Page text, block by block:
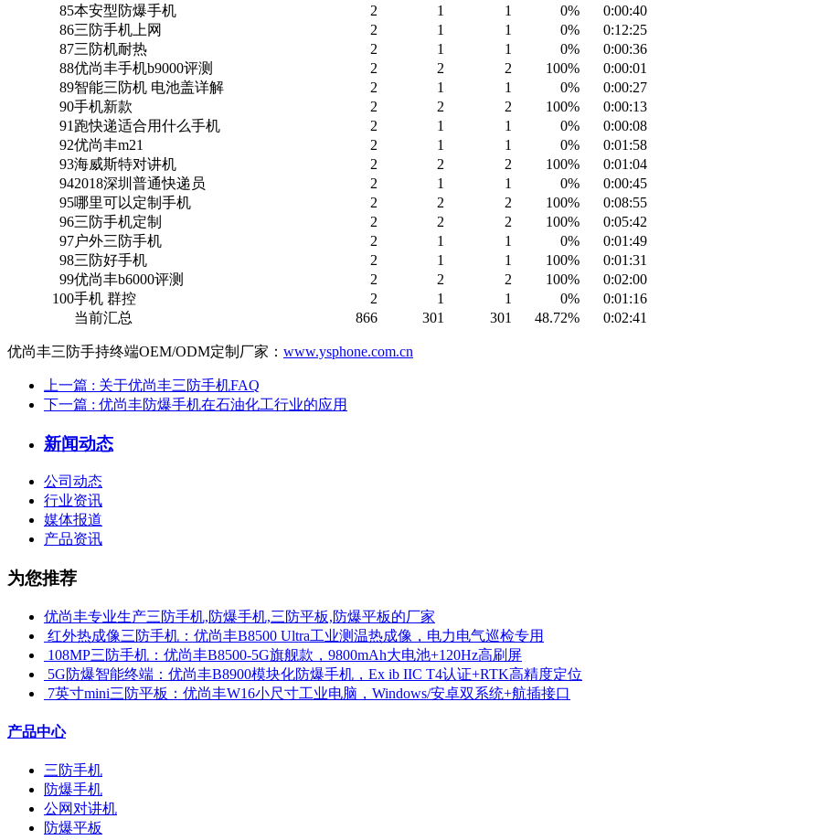
85本安型防爆手机 2 1 1 0%
0:00:40
86三防手机上网 2 1 1 0%
0:12:25
87三防机耐热 2 1 1 0%
0:00:36
88优尚丰手机b9000评测 2 2 2 100%
0:00:01
89智能三防机 电池盖详解 2 1 1 0%
0:00:27
90手机新款 2 2 2 100%
0:00:13
91 跑快递适合用什么手机 2 1 1 0%
0:00:08
92优尚丰m21 2 1 1 0%
0:01:58
93海威斯特对讲机 2 2 2 100%
0:01:04
942018深圳普通快递员 2 1 1 0%
0:00:45
95哪里可以定制手机 2 2 2 100%
0:08:55
96三防手机定制 2 2 2 100%
0:05:42
97户外三防手机 2 1 1 0%
0:01:49
98三防好手机 2 1 1 100%
0:01:31
99优尚丰b6000评测 2 2 2 100%
0:02:00
100手机 群控 2 1 1 0%
0:01:16
当前汇总
866 301 301 48.72% 0:02:41
优尚丰三防手持终端OEM/ODM定制厂家： www.ysphone.com.cn
上一篇 : 关于优尚丰三防手机FAQ
下一篇 : 优尚丰防爆手机在石油化工行业的应用
新闻动态
公司动态
行业资讯
媒体报道
产品资讯
为您推荐
优尚丰专业生产三防手机,防爆手机,三防平板,防爆平板的厂家
​ 红外热成像三防手机：优尚丰B8500 Ultra工业测温热成像，电力电气巡检专用
​ 108MP三防手机：优尚丰B8500-5G旗舰款，9800mAh大电池+120Hz高刷屏
​ 5G防爆智能终端：优尚丰B8900模块化防爆手机，Ex ib IIC T4认证+RTK高精度定位
​ 7英寸mini三防平板：优尚丰W16小尺寸工业电脑，Windows/安卓双系统+航插接口
产品中心
三防手机
防爆手机
公网对讲机
防爆平板